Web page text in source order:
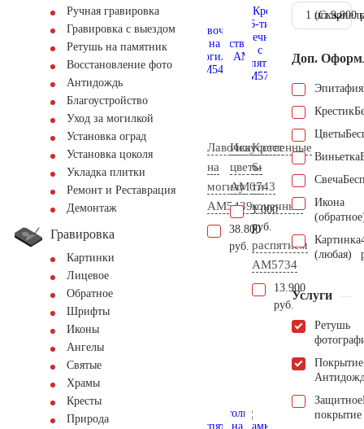
Ручная гравировка
Гравировка с выездом
Ретушь на памятник
Восстановление фото
Антидождь
Благоустройство
Уход за могилкой
Установка оград
Установка цоколя
Укладка плитки
Ремонт и Реставрация
Демонтаж
Гравировка
Картинки
Лицевое
Обратное
Шрифты
Иконы
Ангелы
Святые
Храмы
Кресты
Природа
Лавочка
на
могилу
AM5439
38.800
руб.
Искусственные
цветы
AM0743
1.000
руб.
Крест
6-
ти
конечный
с
распятием
AM5734
13.900
руб.
1 шт.9.000
Доп.
Эпитафия
Крестик
Цветы
Виньетка
Свеча
Икона
Картинка
(любая)
Услуги
Ретушь
Покрытие
Защитное
покрытие